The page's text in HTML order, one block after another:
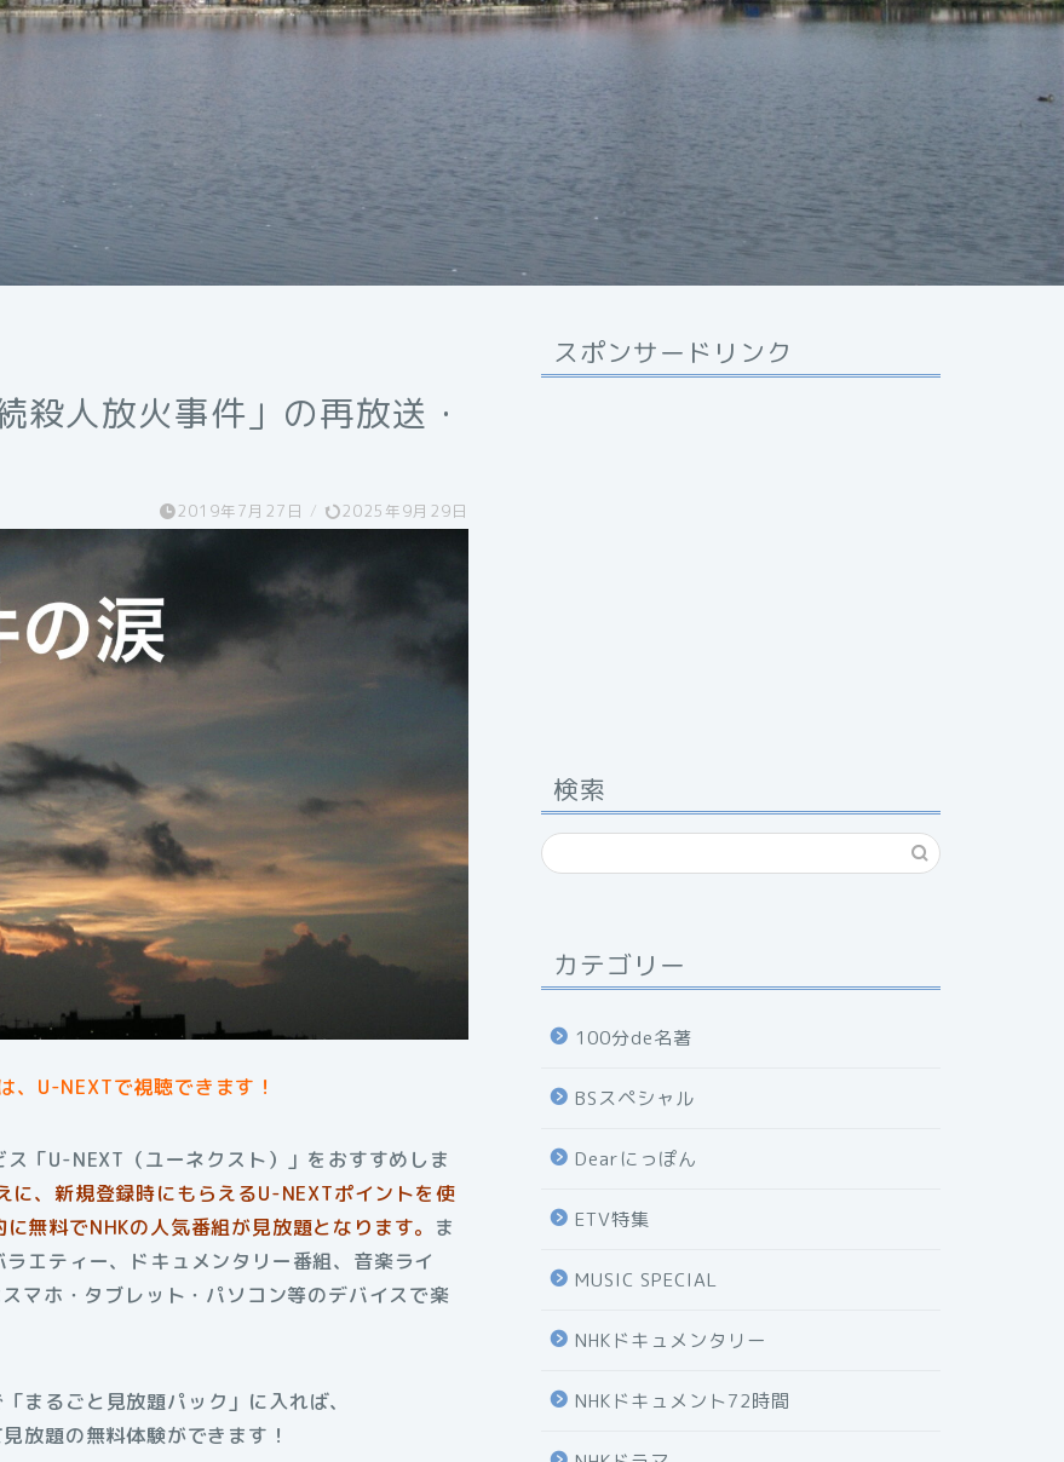
殺人放火事件」の再放送・
2019年7月27日 / 2025年9月29日
、U-NEXTで視聴できます！
「U-NEXT（ユーネクスト）」をおすすめしま
、新規登録時にもらえるU-NEXTポイントを使
無料でNHKの人気番組が見放題となります。 ま
エティー、ドキュメンタリー番組、音楽ライ
マホ・タブレット・パソコン等のデバイスで楽
まるごと見放題パック」に入れば、
放題の無料体験ができます！
スポンサードリンク
検索
カテゴリー
100分de名著
BSスペシャル
Dearにっぽん
ETV特集
MUSIC SPECIAL
NHKドキュメンタリー
NHKドキュメント72時間